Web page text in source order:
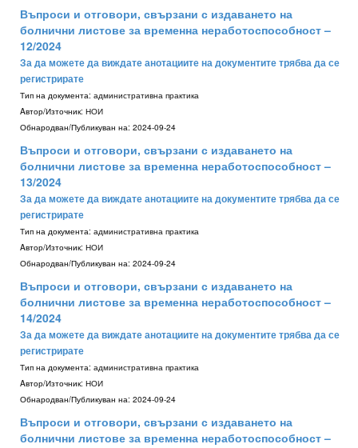
Въпроси и отговори, свързани с издаването на
болнични листове за временна неработоспособност –
12/2024
За да можете да виждате анотациите на документите трябва да се
регистрирате
Тип на документа: административна практика
Aвтор/Източник: НОИ
Обнародван/Публикуван на: 2024-09-24
Въпроси и отговори, свързани с издаването на
болнични листове за временна неработоспособност –
13/2024
За да можете да виждате анотациите на документите трябва да се
регистрирате
Тип на документа: административна практика
Aвтор/Източник: НОИ
Обнародван/Публикуван на: 2024-09-24
Въпроси и отговори, свързани с издаването на
болнични листове за временна неработоспособност –
14/2024
За да можете да виждате анотациите на документите трябва да се
регистрирате
Тип на документа: административна практика
Aвтор/Източник: НОИ
Обнародван/Публикуван на: 2024-09-24
Въпроси и отговори, свързани с издаването на
болнични листове за временна неработоспособност –